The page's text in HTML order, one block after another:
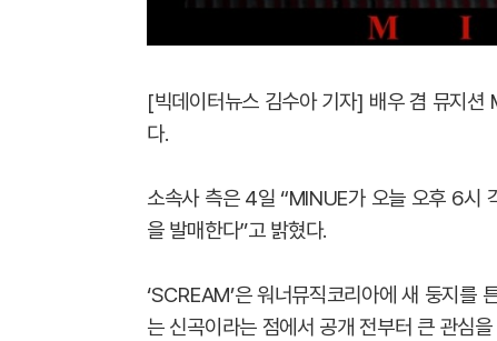
[빅데이터뉴스 김수아 기자] 배우 겸 뮤지
다.
소속사 측은 4일 “MINUE가 오늘 오후 6시
을 발매한다”고 밝혔다.
‘SCREAM’은 워너뮤직코리아에 새 둥지
는 신곡이라는 점에서 공개 전부터 큰 관심